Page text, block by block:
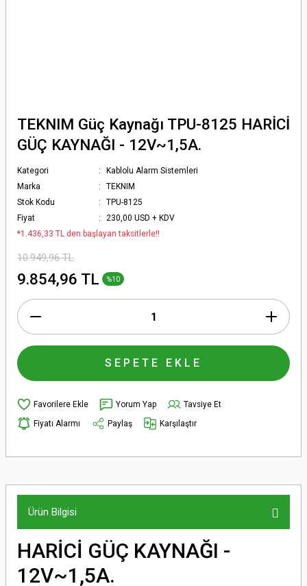
TEKNIM Güç Kaynağı TPU-8125 HARİCİ
GÜÇ KAYNAĞI - 12V~1,5A.
Kategori
Kablolu Alarm Sistemleri
Marka
TEKNIM
Stok Kodu
TPU-8125
Fiyat
230,00 USD + KDV
*1.436,33 TL den başlayan taksitlerle!!
10.949,96 TL
9.854,96 TL %10
SEPETE EKLE
Yorum Yap
Tavsiye Et
Fiyatı Alarmı
Paylaş Karşılaştır
Ürün Bilgisi
HARİCİ GÜÇ KAYNAĞI -
12V~1,5A.